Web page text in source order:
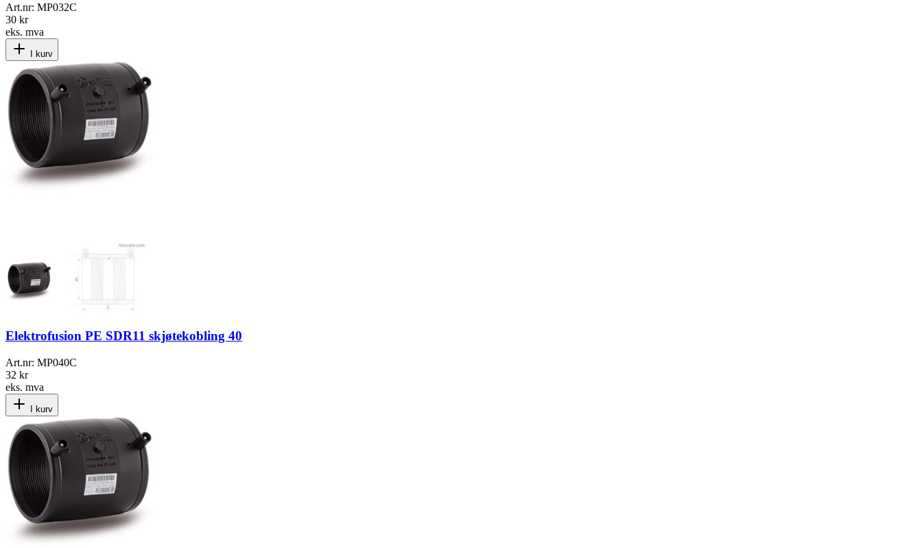
Art.nr: MP032C
30 kr
eks. mva
I kurv
Elektrofusion PE SDR11 skjøtekobling 40
Art.nr: MP040C
32 kr
eks. mva
I kurv